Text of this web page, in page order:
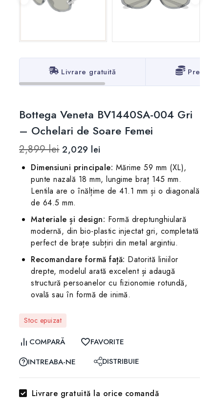
Livrare gratuită Prețuri
Bottega Veneta BV1440SA-004 Gri
– Ochelari de Soare Femei
2,899lei 2,029 lei
Dimensiuni principale: Mărime 59 mm (XL),
punte nazală 18 mm, lungime braț 145 mm.
Lentila are o înălțime de 41.1 mm și o diagonală
de 64.5 mm.
Materiale și design: Formă dreptunghiulară
modernă, din bio-plastic injectat gri, completată
perfect de brațe subțiri din metal argintiu.
Recomandare formă față: Datorită liniilor
drepte, modelul arată excelent și adaugă
structură persoanelor cu fizionomie rotundă,
ovală sau în formă de inimă.
Stoc epuizat
COMPARĂ
FAVORITE
INTREABA-NE
DISTRIBUIE
Livrare gratuită la orice comandă